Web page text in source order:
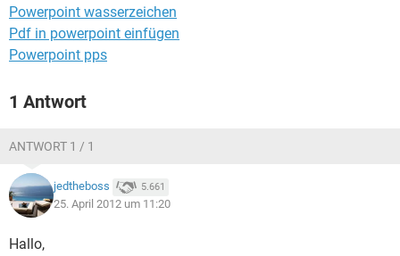
Powerpoint wasserzeichen
Pdf in powerpoint einfügen
Powerpoint pps
1 Antwort
ANTWORT 1 / 1
jedtheboss 5.661
25. April 2012 um 11:20
Hallo,